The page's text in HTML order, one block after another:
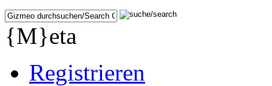
{M}eta
Registrieren